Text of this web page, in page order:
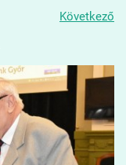
Következő